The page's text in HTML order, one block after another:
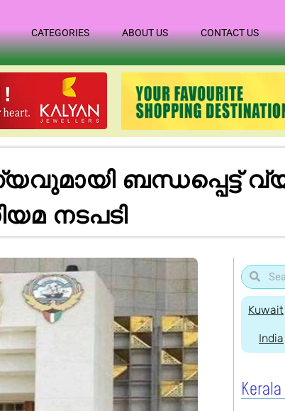
CATEGORIES ABOUT US CONTACT US
ബന്ധപ്പെട്ട്
നടപടി
Kuwait
India